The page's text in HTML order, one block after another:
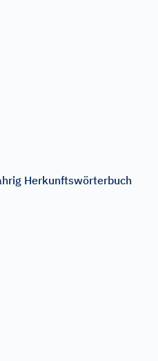
Herkunftswörterbuch